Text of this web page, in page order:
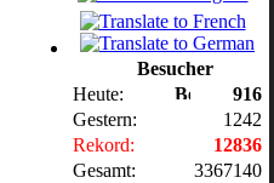
Besucher
Heute:
916
Gestern:
1242
Rekord:
12836
Gesamt:
3367140